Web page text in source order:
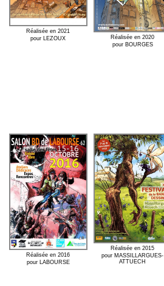
Réalisée en 2021
pour LEZOUX
Réalisée en 2020
pour BOURGES
Réalisée en 2016
pour LABOURSE
Réalisée en 2015
pour MASSILLARGUES-
ATTUECH